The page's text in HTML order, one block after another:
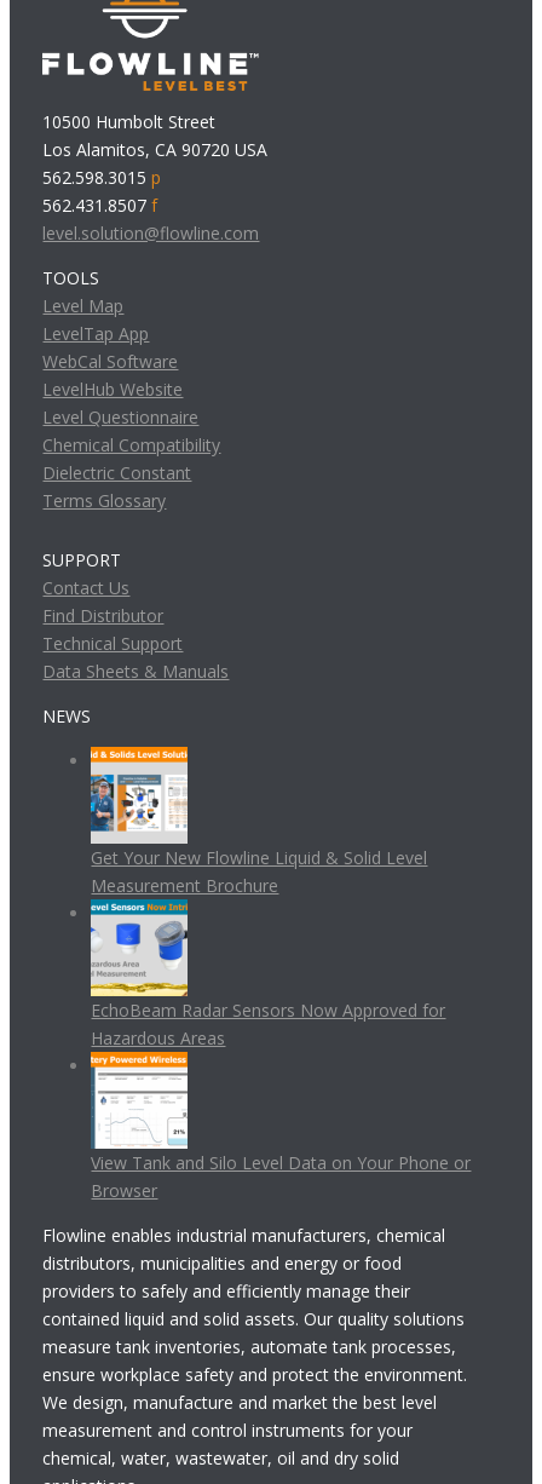
10500 Humbolt Street
Los Alamitos, CA 90720 USA
562.598.3015p
562.431.8507f
level.solution@flowline.com
TOOLS
Level Map
LevelTap App
WebCal Software
LevelHub Website
Level Questionnaire
Chemical Compatibility
Dielectric Constant
Terms Glossary
SUPPORT
Contact Us
Find Distributor
Technical Support
Data Sheets & Manuals
NEWS
Get Your New Flowline Liquid & Solid Level
Measurement Brochure
EchoBeam Radar Sensors Now Approved for
Hazardous Areas
View Tank and Silo Level Data on Your Phone or
Browser
Flowline enables industrial manufacturers, chemical
distributors, municipalities and energy or food
providers to safely and efficiently manage their
contained liquid and solid assets. Our quality solutions
measure tank inventories, automate tank processes,
ensure workplace safety and protect the environment.
We design, manufacture and market the best level
measurement and control instruments for your
chemical, water, wastewater, oil and dry solid